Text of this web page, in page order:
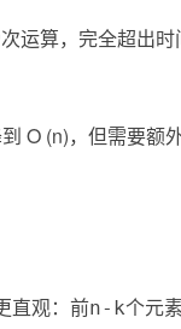
运算，完全超出
O (n)，但需要额
直观：前n-k个元